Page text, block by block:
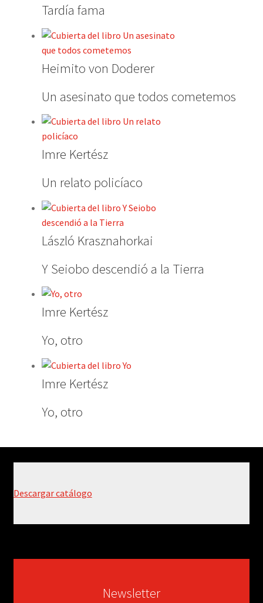
Tardía fama
Heimito von Doderer
Un asesinato que todos cometemos
Imre Kertész
Un relato policíaco
László Krasznahorkai
Y Seiobo descendió a la Tierra
Imre Kertész
Yo, otro
Imre Kertész
Yo, otro
Descargar catálogo
Newsletter